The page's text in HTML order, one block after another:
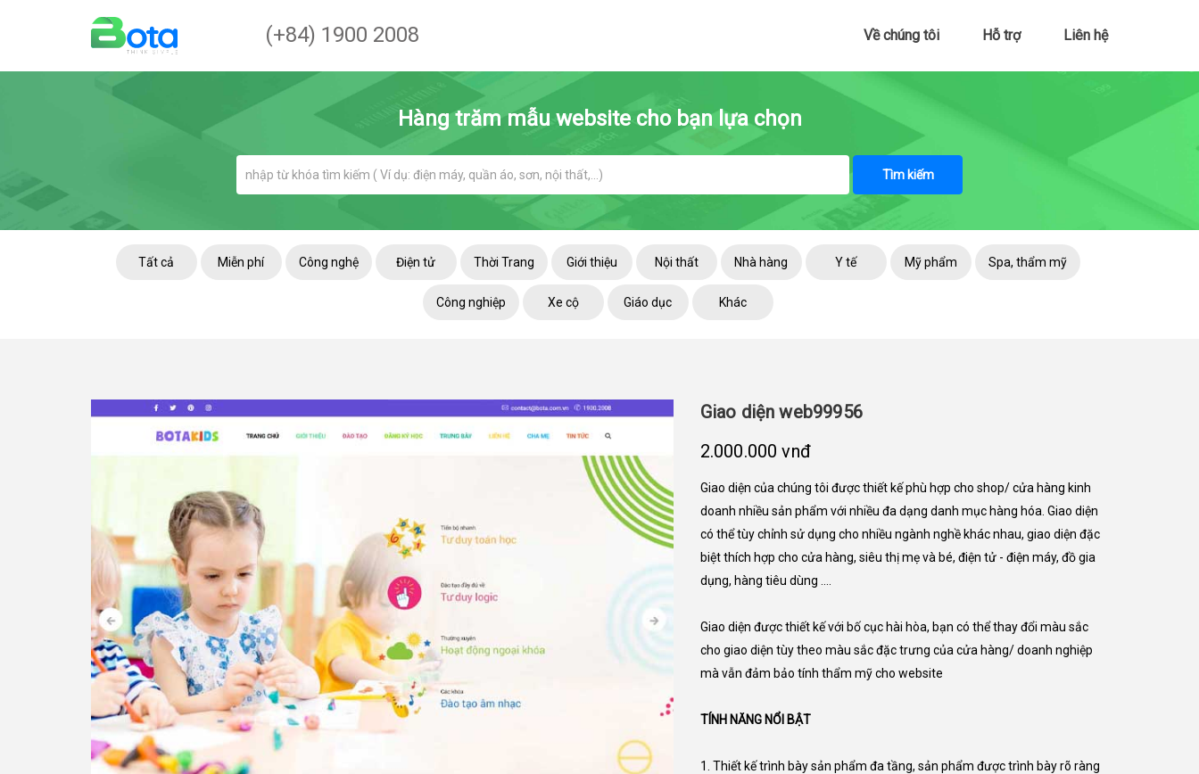
(+84) 1900 2008 Về chúng tôi Hỗ trợ Liên hệ
Hàng trăm mẫu website cho bạn lựa chọn
Tìm kiếm
Tất cả Miễn phí Công nghệ Điện tử Thời Trang Giới thiệu Nội thất Nhà hàng Y tế Mỹ phẩm Spa, thẩm mỹ
Công nghiệp Xe cộ Giáo dục Khác
Giao diện web99956
2.000.000 vnđ
Giao diện của chúng tôi được thiết kế phù hợp cho shop/ cửa hàng kinh
doanh nhiều sản phẩm với nhiều đa dạng danh mục hàng hóa. Giao diện
có thể tùy chỉnh sử dụng cho nhiều ngành nghề khác nhau, giao diện đặc
biệt thích hợp cho cửa hàng, siêu thị mẹ và bé, điện tử - điện máy, đồ gia
dụng, hàng tiêu dùng ....
Giao diện được thiết kế với bố cục hài hòa, bạn có thể thay đổi màu sắc
cho giao diện tùy theo màu sắc đặc trưng của cửa hàng/ doanh nghiệp
mà vẫn đảm bảo tính thẩm mỹ cho website
TÍNH NĂNG NỔI BẬT
1. Thiết kế trình bày sản phẩm đa tầng, sản phẩm được trình bày rõ ràng